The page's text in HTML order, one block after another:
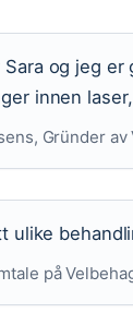
og jeg er
innen
Gründer av
ulike
på